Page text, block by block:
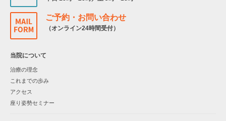
ご予約・お問い合わせ
（オンライン24時間受付）
当院について
治療の理念
これまでの歩み
アクセス
座り姿勢セミナー